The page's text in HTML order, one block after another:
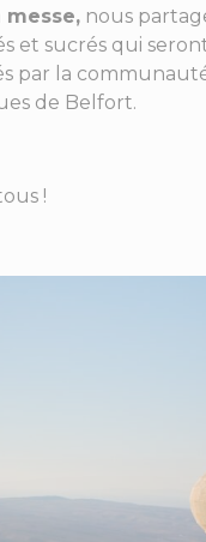
messe, nous
et sucrés qui
par la
de Belfort.
!